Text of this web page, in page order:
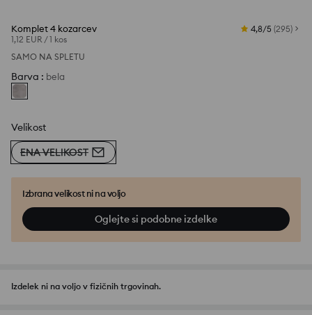
Komplet 4 kozarcev
1,12 EUR /1 kos
4,8/5 (295)
SAMO NA SPLETU
Barva : bela
Velikost
ENA VELIKOST
Izbrana velikost ni na voljo
Oglejte si podobne izdelke
Izdelek ni na voljo v fizičnih trgovinah.